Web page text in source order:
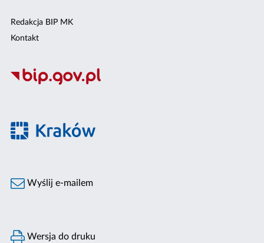
Redakcja BIP MK
Kontakt
Wyślij e-mailem
Wersja do druku